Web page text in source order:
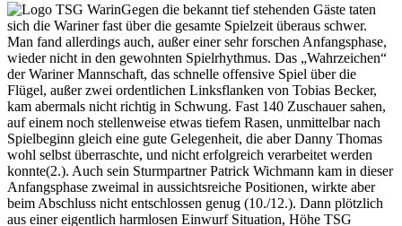
Gegen die bekannt tief stehenden Gäste taten
sich die Wariner fast über die gesamte Spielzeit überaus schwer.
Man fand allerdings auch, außer einer sehr forschen Anfangsphase,
wieder nicht in den gewohnten Spielrhythmus. Das „Wahrzeichen“
der Wariner Mannschaft, das schnelle offensive Spiel über die
Flügel, außer zwei ordentlichen Linksflanken von Tobias Becker,
kam abermals nicht richtig in Schwung. Fast 140 Zuschauer sahen,
auf einem noch stellenweise etwas tiefem Rasen, unmittelbar nach
Spielbeginn gleich eine gute Gelegenheit, die aber Danny Thomas
wohl selbst überraschte, und nicht erfolgreich verarbeitet werden
konnte(2.). Auch sein Sturmpartner Patrick Wichmann kam in dieser
Anfangsphase zweimal in aussichtsreiche Positionen, wirkte aber
beim Abschluss nicht entschlossen genug (10./12.). Dann plötzlich
aus einer eigentlich harmlosen Einwurf Situation, Höhe TSG